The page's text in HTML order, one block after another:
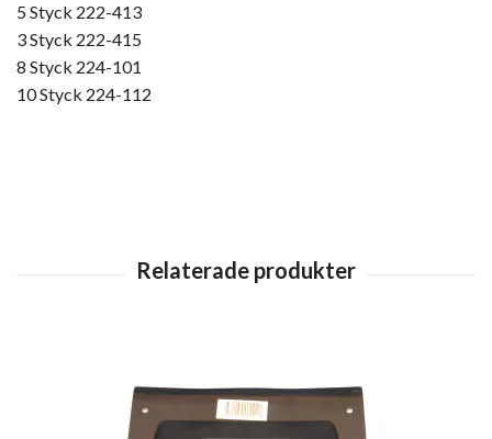
5 Styck 222-413
3 Styck 222-415
8 Styck 224-101
10 Styck 224-112